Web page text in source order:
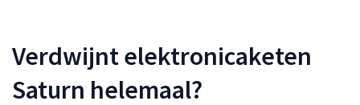
Verdwijnt elektronicaketen
Saturn helemaal?